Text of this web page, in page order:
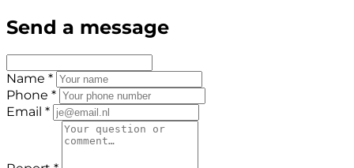
Send a message
Name *
Phone *
Email *